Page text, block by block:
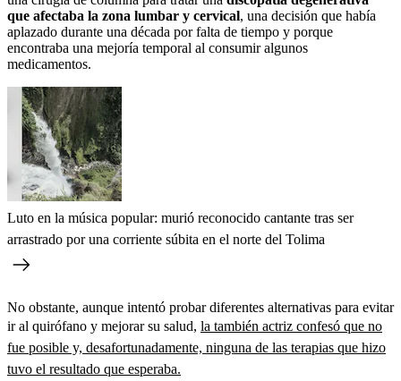
que afectaba la zona lumbar y cervical, una decisión que había
aplazado durante una década por falta de tiempo y porque
encontraba una mejoría temporal al consumir algunos
medicamentos.
Luto en la música popular: murió reconocido cantante tras ser
arrastrado por una corriente súbita en el norte del Tolima
No obstante, aunque intentó probar diferentes alternativas para evitar
ir al quirófano y mejorar su salud, la también actriz confesó que no
fue posible y, desafortunadamente, ninguna de las terapias que hizo
tuvo el resultado que esperaba.